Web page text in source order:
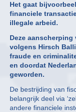
Het gaat
financiele
illegale arbeid.
Deze
volgens Hirsch
fraude en
en doordat
geworden.
De bestrijding van
belangrijk deel via
andere financiele